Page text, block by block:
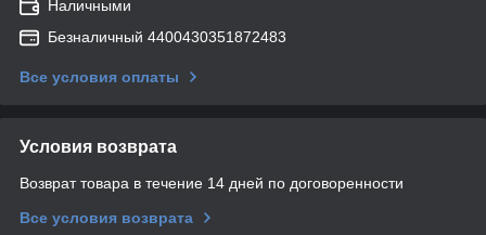
Наличными
Безналичный 4400430351872483
Все условия оплаты
Условия возврата
Возврат товара в течение 14 дней по договоренности
Все условия возврата